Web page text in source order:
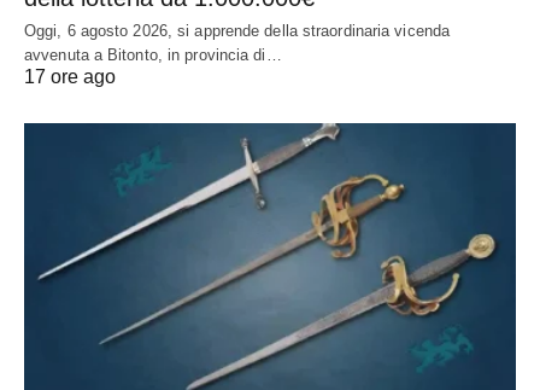
Oggi, 6 agosto 2026, si apprende della straordinaria vicenda
avvenuta a Bitonto, in provincia di…
17 ore ago